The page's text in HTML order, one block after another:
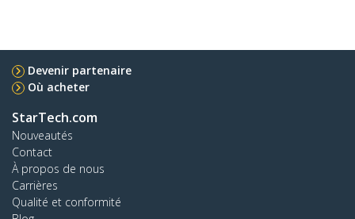
Devenir partenaire
Où acheter
StarTech.com
Nouveautés
Contact
À propos de nous
Carrières
Qualité et conformité